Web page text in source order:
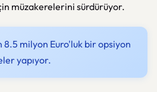
müzakerelerini sürdürüyor.
8.5 milyon Euro'luk bir opsiyon
yapıyor.